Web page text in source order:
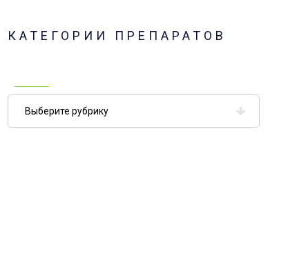
КАТЕГОРИИ ПРЕПАРАТОВ
препаратов